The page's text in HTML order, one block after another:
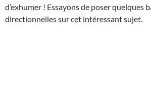
d’exhumer ! Essayons de poser quelques
directionnelles sur cet intéressant sujet.